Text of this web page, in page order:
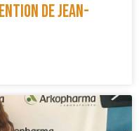
de Jean-